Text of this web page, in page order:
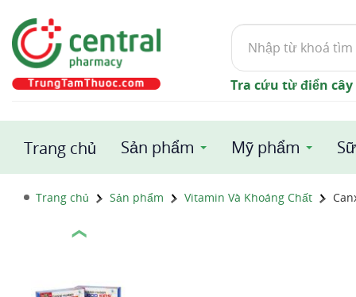
Tìm
kiếm
Tra cứu từ điển
Trang chủ Sản phẩm Mỹ phẩm
Trang chủ Sản phẩm Vitamin Và Khoáng Chất
❮